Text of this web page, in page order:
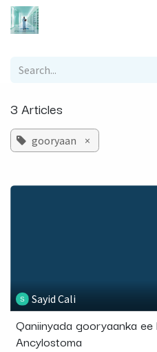
Skip to Content
3 Articles
gooryaan ×
Sayid Cali
Qaniinyada gooryaanka
Ancylostoma